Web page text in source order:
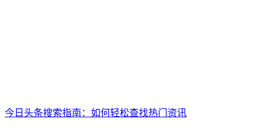
今日头条搜索指南：如何轻松查找热门资讯